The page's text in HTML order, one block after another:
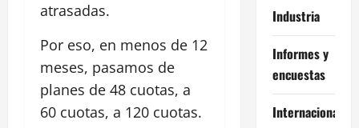
atrasadas.
Por eso, en menos de 12
meses, pasamos de
planes de 48 cuotas, a
60 cuotas, a 120 cuotas.
Industria
Informes y
encuestas
Internacional